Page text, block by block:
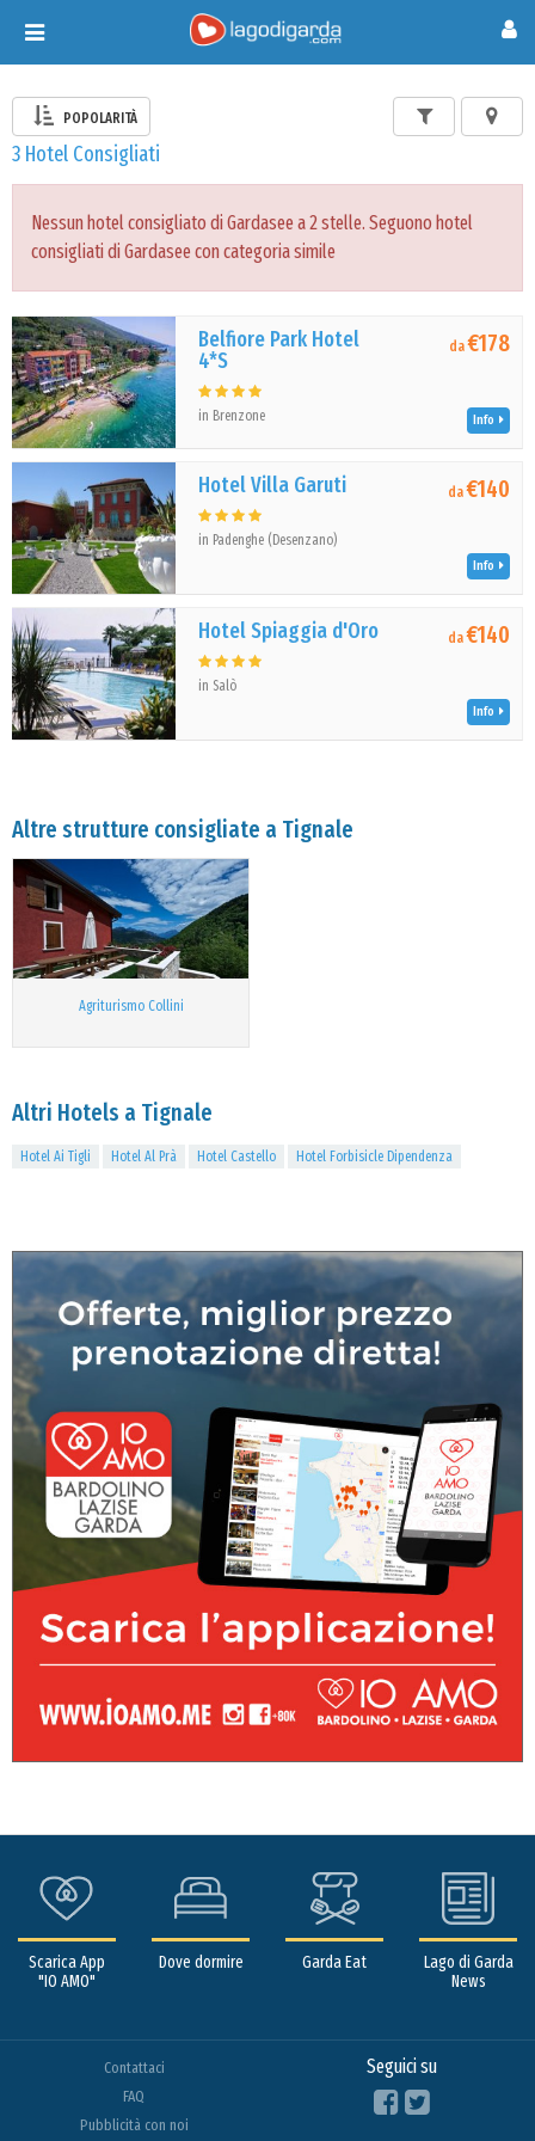
Toggle
navigation
POPOLARITÀ
3 Hotel Consigliati
Nessun hotel consigliato di Gardasee a 2 stelle. Seguono hotel
consigliati di Gardasee con categoria simile
Belfiore Park Hotel
4*S
in Brenzone
da€178
Info
Hotel Villa Garuti
in Padenghe (Desenzano)
da€140
Info
Hotel Spiaggia d'Oro
in Salò
da€140
Info
Altre strutture consigliate a Tignale
Agriturismo Collini
Altri Hotels a Tignale
Hotel Ai Tigli Hotel Al Prà Hotel Castello Hotel Forbisicle Dipendenza
Scarica App
"IO AMO"
Dove dormire Garda Eat
Lago di Garda
News
Contattaci
FAQ
Pubblicità con noi
Seguici su